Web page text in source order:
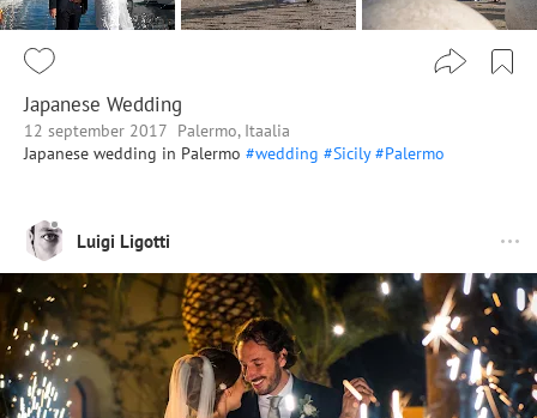
Japanese Wedding
12 september 2017 Palermo, Itaalia
Japanese wedding in Palermo #wedding #Sicily #Palermo
Luigi Ligotti